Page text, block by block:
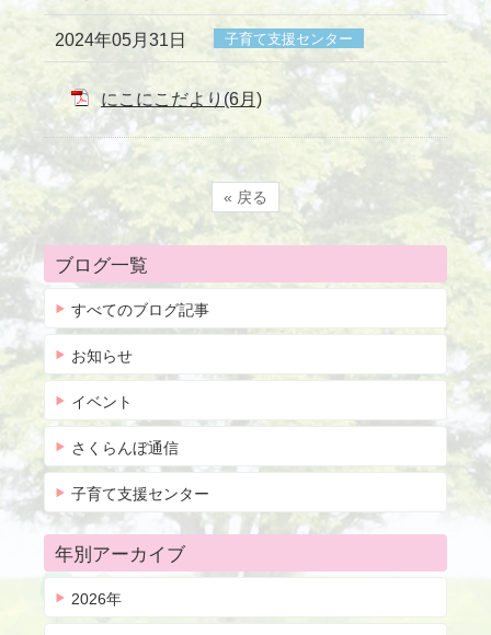
2024年05月31日 子育て支援センター
にこにこだより(6月)
« 戻る
ブログ一覧
すべてのブログ記事
お知らせ
イベント
さくらんぼ通信
子育て支援センター
年別アーカイブ
2026年